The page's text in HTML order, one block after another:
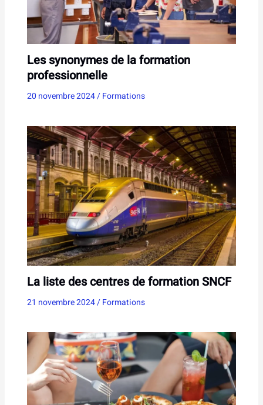
Les synonymes de la formation
professionnelle
20 novembre 2024/Formations
La liste des centres de formation SNCF
21 novembre 2024/Formations